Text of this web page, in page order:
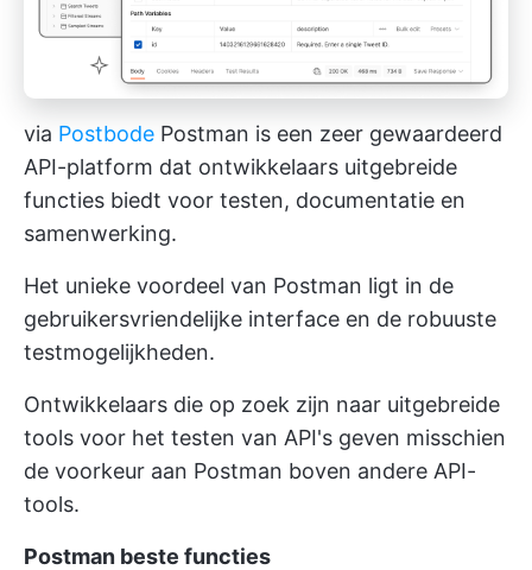
via Postbode Postman is een zeer gewaardeerd
API-platform dat ontwikkelaars uitgebreide
functies biedt voor testen, documentatie en
samenwerking.
Het unieke voordeel van Postman ligt in de
gebruikersvriendelijke interface en de robuuste
testmogelijkheden.
Ontwikkelaars die op zoek zijn naar uitgebreide
tools voor het testen van API's geven misschien
de voorkeur aan Postman boven andere API-
tools.
Postman beste functies